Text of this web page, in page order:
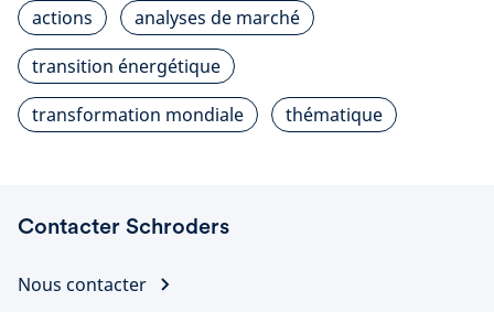
actions
analyses de marché
transition énergétique
transformation mondiale
thématique
Contacter Schroders
Nous contacter